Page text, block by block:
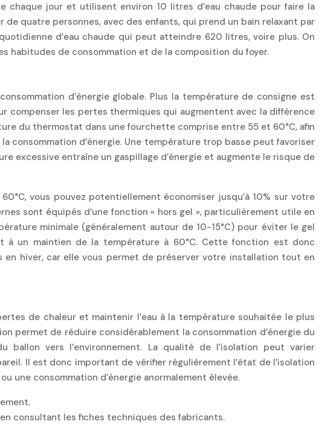
chaque jour et utilisent environ 10 litres d’eau chaude pour faire la
de quatre personnes, avec des enfants, qui prend un bain relaxant par
d’eau chaude qui peut atteindre 620 litres, voire plus. On
habitudes de consommation et de la composition du foyer.
d’énergie globale. Plus la température de consigne est
compenser les pertes thermiques qui augmentent avec la différence
du thermostat dans une fourchette comprise entre 55 et 60°C, afin
consommation d’énergie. Une température trop basse peut favoriser
excessive entraîne un gaspillage d’énergie et augmente le risque de
vous pouvez potentiellement économiser jusqu’à 10% sur votre
sont équipés d’une fonction « hors gel », particulièrement utile en
minimale (généralement autour de 10-15°C) pour éviter le gel
à un maintien de la température à 60°C. Cette fonction est donc
hiver, car elle vous permet de préserver votre installation tout en
de chaleur et maintenir l’eau à la température souhaitée le plus
permet de réduire considérablement la consommation d’énergie du
vers l’environnement. La qualité de l’isolation peut varier
Il est donc important de vérifier régulièrement l’état de l’isolation
une consommation d’énergie anormalement élevée.
consultant les fiches techniques des fabricants.